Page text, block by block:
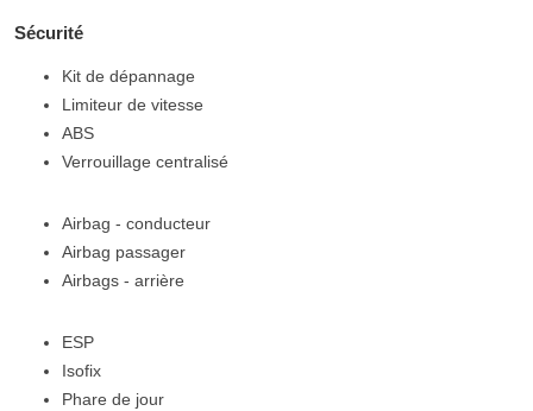
Sécurité
Kit de dépannage
Limiteur de vitesse
ABS
Verrouillage centralisé
Airbag - conducteur
Airbag passager
Airbags - arrière
ESP
Isofix
Phare de jour